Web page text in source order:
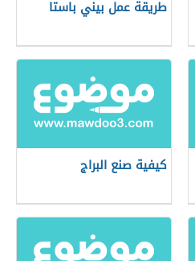
طريقة عمل بيني باستا
كيفية صنع البراج